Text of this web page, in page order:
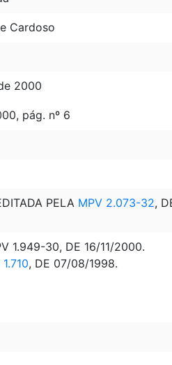
Cardoso
2000
pág. nº 6
PELA MPV 2.073-32,
1.949-30, DE 16/11/2000.
, DE 07/08/1998.